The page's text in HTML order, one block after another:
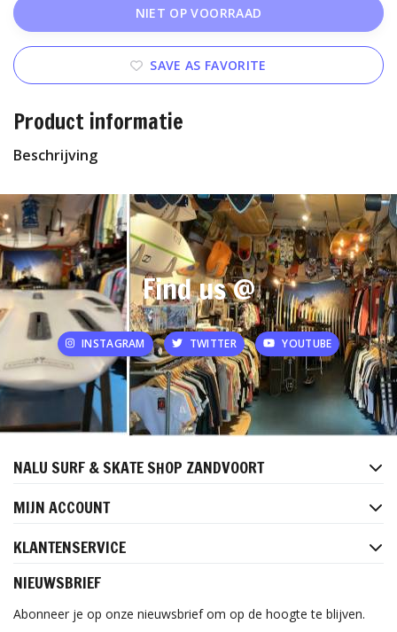
NIET OP VOORRAAD
SAVE AS FAVORITE
Product informatie
Beschrijving
Find us @
INSTAGRAM TWITTER YOUTUBE
NALU SURF & SKATE SHOP ZANDVOORT
MIJN ACCOUNT
KLANTENSERVICE
NIEUWSBRIEF
Abonneer je op onze nieuwsbrief om op de hoogte te blijven.